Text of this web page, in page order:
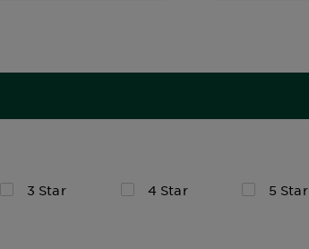
3 Star 4 Star 5 Star